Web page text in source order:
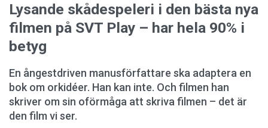
Lysande skådespeleri i den bästa nya
filmen på SVT Play – har hela 90% i
betyg
En ångestdriven manusförfattare ska adaptera en
bok om orkidéer. Han kan inte. Och filmen han
skriver om sin oförmåga att skriva filmen – det är
den film vi ser.